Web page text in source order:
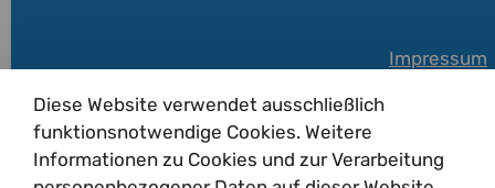
Impressum
Datenschutz
Diese Website verwendet ausschließlich
funktionsnotwendige Cookies. Weitere
Informationen zu Cookies und zur Verarbeitung